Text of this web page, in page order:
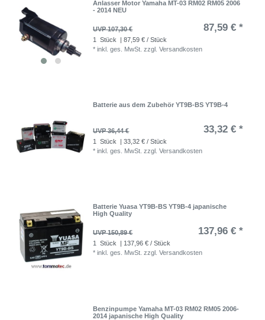
Anlasser Motor Yamaha MT-03 RM02 RM05 2006
- 2014 NEU
UVP 107,30 € 87,59 € *
1 Stück
| 87,59 € / Stück
*inkl. ges. MwSt. zzgl.Versandkosten
Batterie aus dem Zubehör YT9B-BS YT9B-4
UVP 36,44 € 33,32 € *
1 Stück
| 33,32 € / Stück
*inkl. ges. MwSt. zzgl.Versandkosten
Batterie Yuasa YT9B-BS YT9B-4 japanische
High Quality
UVP 150,89 € 137,96 € *
1 Stück
| 137,96 € / Stück
*inkl. ges. MwSt. zzgl.Versandkosten
Benzinpumpe Yamaha MT-03 RM02 RM05 2006-
2014 japanische High Quality